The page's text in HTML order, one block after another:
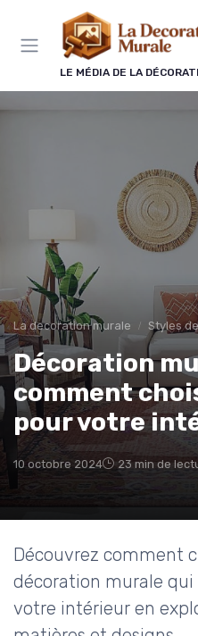
LE MÉDIA DE LA
La decoration murale Styles
Décoration
comment
pour votre
10 octobre 2024 23 min de
Découvrez comment
décoration murale
votre intérieur en
Panneau de gestion des